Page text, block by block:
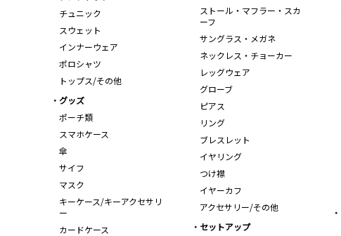
チュニック
スウェット
インナーウェア
ポロシャツ
トップス/その他
ストール・マフラー・スカ
ーフ
サングラス・メガネ
ネックレス・チョーカー
レッグウェア
グローブ
ピアス
リング
ブレスレット
イヤリング
つけ襟
イヤーカフ
アクセサリー/その他
グッズ
ポーチ類
スマホケース
傘
サイフ
マスク
キーケース/キーアクセサリ
ー
カードケース
セットアップ